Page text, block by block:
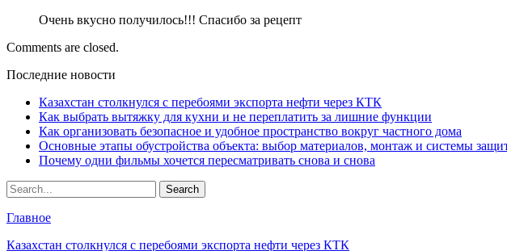
Очень вкусно получилось!!! Спасибо за рецепт
Comments are closed.
Последние новости
Казахстан столкнулся с перебоями экспорта нефти через КТК
Как выбрать вытяжку для кухни и не переплатить за лишние функции
Как организовать безопасное и удобное пространство вокруг частного дома
Основные этапы обустройства объекта: выбор материалов, монтаж и системы
Почему одни фильмы хочется пересматривать снова и снова
Главное
Казахстан столкнулся с перебоями экспорта нефти через КТК